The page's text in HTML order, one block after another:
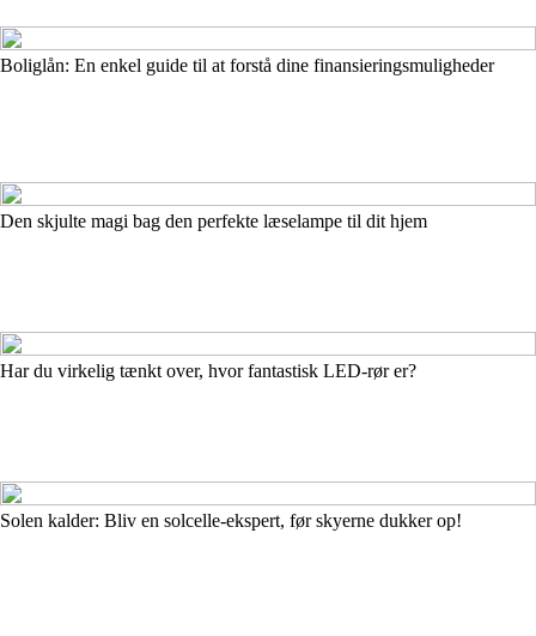
Boliglån: En enkel guide til at forstå dine finansieringsmuligheder
Den skjulte magi bag den perfekte læselampe til dit hjem
Har du virkelig tænkt over, hvor fantastisk LED-rør er?
Solen kalder: Bliv en solcelle-ekspert, før skyerne dukker op!